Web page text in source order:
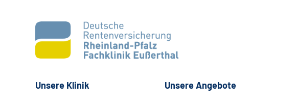
Unsere Klinik Unsere Angebote